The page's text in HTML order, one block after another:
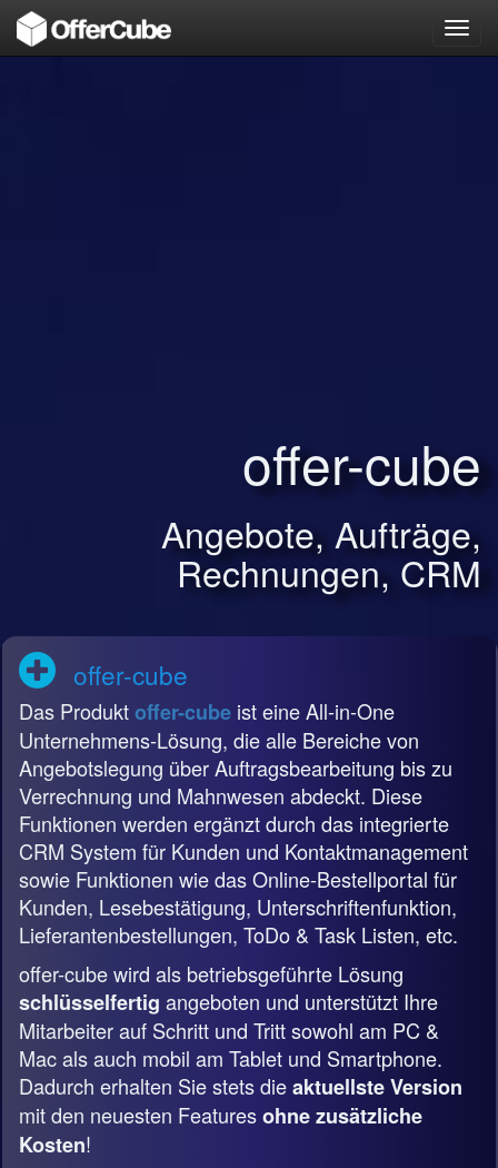
offer-cube
Angebote, Aufträge,
Rechnungen, CRM
offer-cube
Das Produktoffer-cube ist eine All-in-One
Unternehmens-Lösung, die alle Bereiche von
Angebotslegung über Auftragsbearbeitung bis zu
Verrechnung und Mahnwesen abdeckt. Diese
Funktionen werden ergänzt durch das integrierte
CRM System für Kunden und Kontaktmanagement
sowie Funktionen wie das Online-Bestellportal für
Kunden, Lesebestätigung, Unterschriftenfunktion,
Lieferantenbestellungen, ToDo & Task Listen, etc.
offer-cube wird als betriebsgeführte Lösung
schlüsselfertig angeboten und unterstützt Ihre
Mitarbeiter auf Schritt und Tritt sowohl am PC &
Mac als auch mobil am Tablet und Smartphone.
Dadurch erhalten Sie stets dieaktuellste Version
mit den neuesten Featuresohne zusätzliche
Kosten!